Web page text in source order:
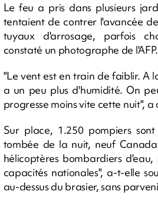
Le feu a pris dans plusieurs
tentaient de contrer l'avancée
tuyaux d'arrosage, parfois
constaté un photographe de l'AFP.
"Le vent est en train de faiblir. A
a un peu plus d'humidité. On
progresse moins vite cette nuit", a
Sur place, 1.250 pompiers
tombée de la nuit, neuf
hélicoptères bombardiers
capacités nationales", a-t-elle
au-dessus du brasier, sans